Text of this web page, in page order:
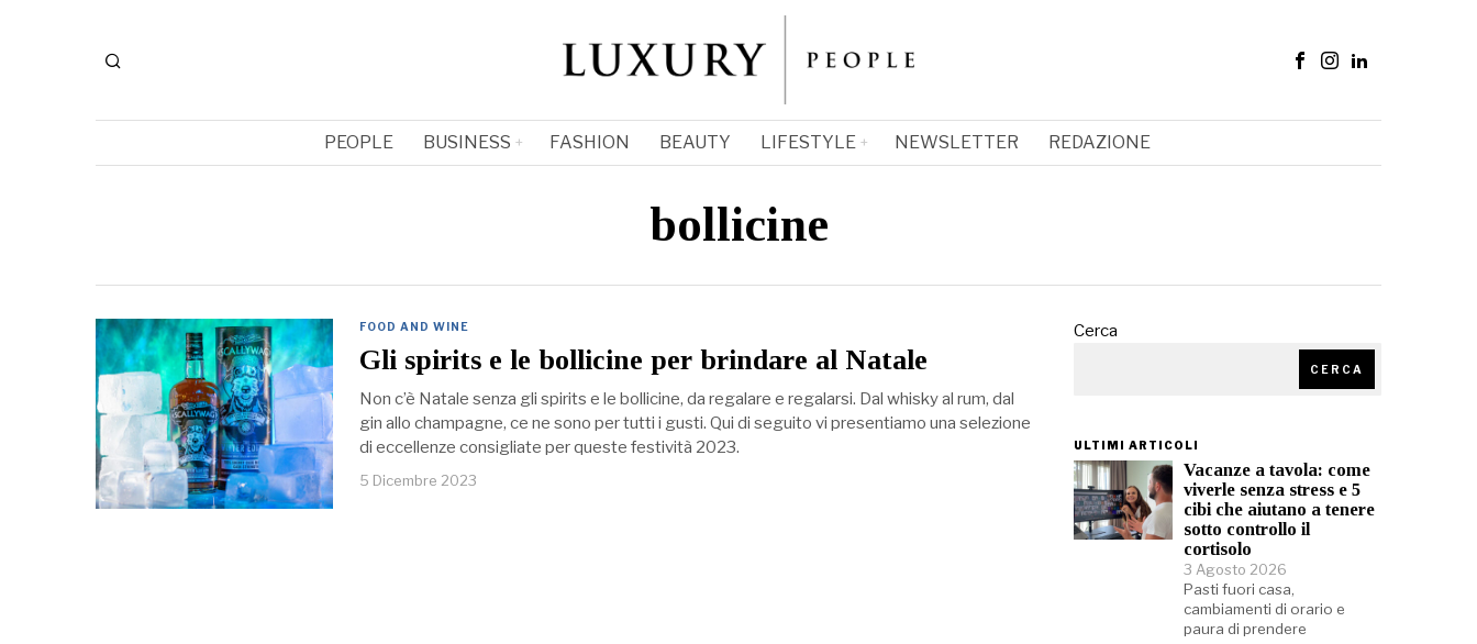
PEOPLE BUSINESS FASHION BEAUTY LIFESTYLE NEWSLETTER REDAZIONE
bollicine
FOOD AND WINE
Gli spirits e le bollicine per brindare al Natale
Non c’è Natale senza gli spirits e le bollicine, da regalare e regalarsi. Dal whisky al rum, dal
gin allo champagne, ce ne sono per tutti i gusti. Qui di seguito vi presentiamo una selezione
di eccellenze consigliate per queste festività 2023.
5 Dicembre 2023
Cerca
CERCA
ULTIMI ARTICOLI
Vacanze a tavola: come
viverle senza stress e 5
cibi che aiutano a tenere
sotto controllo il
cortisolo
3 Agosto 2026
Pasti fuori casa,
cambiamenti di orario e
paura di prendere